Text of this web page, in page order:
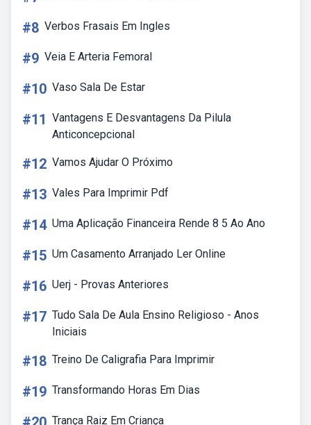
#8 Verbos Frasais Em Ingles
#9 Veia E Arteria Femoral
#10 Vaso Sala De Estar
#11 Vantagens E Desvantagens Da Pilula
Anticoncepcional
#12 Vamos Ajudar O Próximo
#13 Vales Para Imprimir Pdf
#14 Uma Aplicação Financeira Rende 8 5 Ao Ano
#15 Um Casamento Arranjado Ler Online
#16 Uerj - Provas Anteriores
#17 Tudo Sala De Aula Ensino Religioso - Anos
Iniciais
#18 Treino De Caligrafia Para Imprimir
#19 Transformando Horas Em Dias
Trança Raiz Em Criança